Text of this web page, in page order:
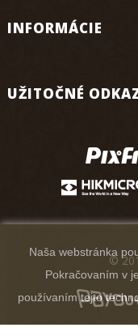
INFORMÁCIE
UŽITOČNÉ
Naša webstránka
Pokračovaním v
používaním tejto
©